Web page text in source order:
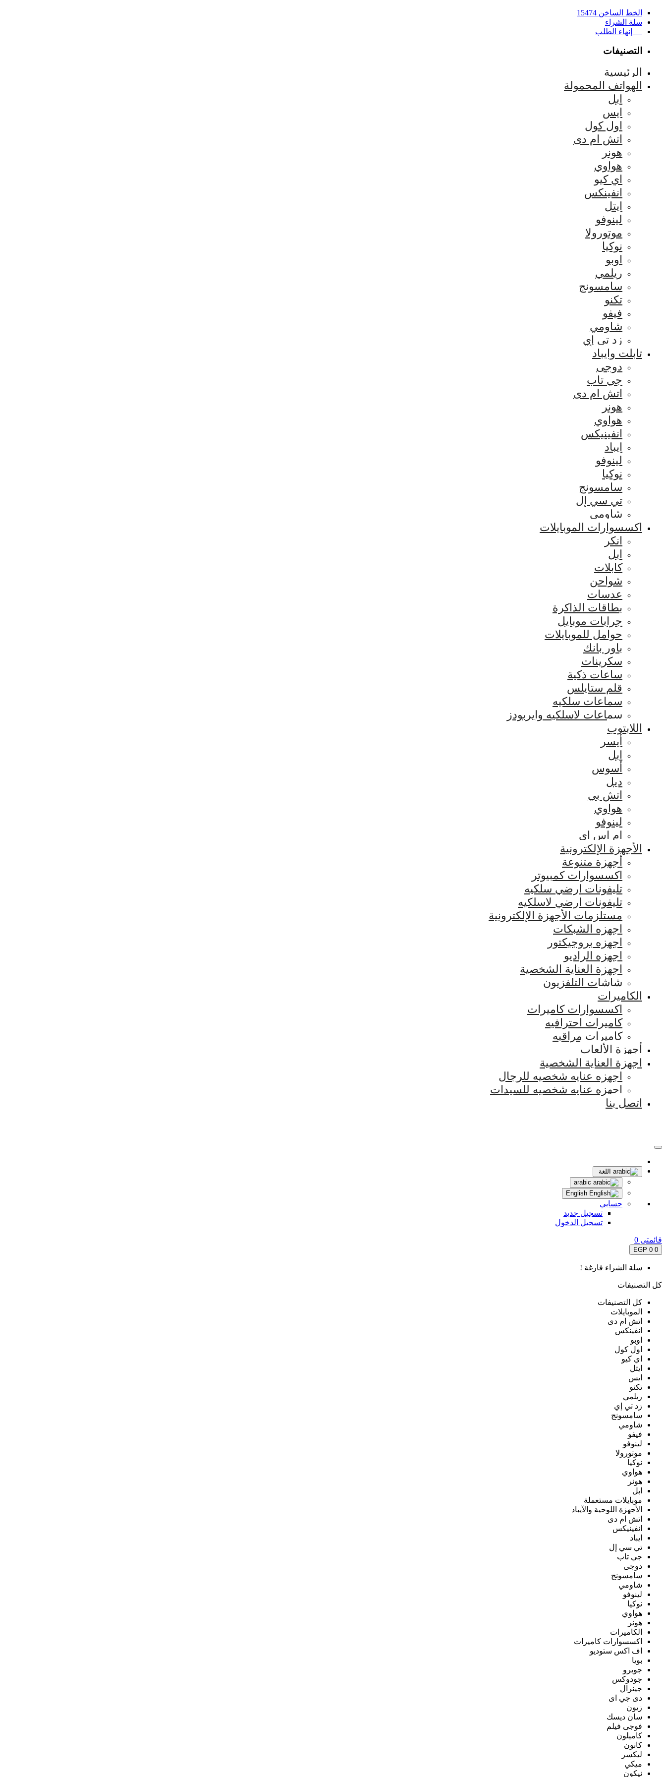
الخط الساخن 15474
سلة الشراء
إنهاء الطلب
التصنيفات
الرئيسية
الهواتف المحمولة
ابل
ايس
اول كول
اتش ام دى
هونر
هواوي
اي كيو
انفينكس
ايتل
لينوفو
موتورولا
نوكيا
اوبو
ريلمي
سامسونج
تكنو
فيفو
شاومي
زد تي إي
تابلت وايباد
دوجى
جي تاب
اتش ام دى
هونر
هواوي
انفينيكس
ايباد
لينوفو
نوكيا
سامسونج
تي سي إل
شاومي
اكسسوارات الموبايلات
انكر
ابل
كابلات
شواحن
عدسات
بطاقات الذاكرة
جرابات موبايل
حوامل للموبايلات
باور بانك
سكرينات
ساعات ذكية
قلم ستايلس
سماعات سلكيه
سماعات لاسلكيه وايربودز
اللابتوب
أيسر
ابل
أسوس
ديل
اتش بي
هواوي
لينوفو
ام اس اي
الأجهزة الإلكترونية
أجهزة متنوعة
اكسسوارات كمبيوتر
تليفونات ارضي سلكيه
تليفونات ارضي لاسلكيه
مستلزمات الأجهزة الإلكترونية
اجهزه الشبكات
اجهزه بروجيكتور
اجهزه الراديو
اجهزة العناية الشخصية
شاشات التلفزيون
الكاميرات
اكسسوارات كاميرات
كاميرات احترافيه
كاميرات مراقبه
أجهزة الألعاب
اجهزة العناية الشخصية
اجهزه عنايه شخصيه للرجال
اجهزه عنايه شخصيه للسيدات
اتصل بنا
اللغة
حسابي
تسجيل جديد
تسجيل الدخول
قائمتى 0
0
0 EGP
سلة الشراء فارغة !
كل التصنيفات
كل التصنيفات
الموبايلات
اتش ام دى
انفينكس
اوبو
اول كول
اي كيو
ايتل
ايس
تكنو
ريلمي
زد تي إي
سامسونج
شاومي
فيفو
لينوفو
موتورولا
نوكيا
هواوي
هونر
ابل
موبايلات مستعملة
الأجهزة اللوحية والآيباد
اتش ام دى
انفينيكس
ايباد
تي سي إل
جي تاب
دوجى
سامسونج
شاومي
لينوفو
نوكيا
هواوي
هونر
الكاميرات
اكسسوارات كاميرات
اف اكس ستوديو
بويا
جوبرو
جودوكس
جينرال
دى جي اى
زيون
سان ديسك
فوجى فيلم
كاميلون
كانون
ليكسر
ميكي
نيكون